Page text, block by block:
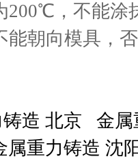
200℃，不能涂
能朝向模具，
造 北京 金属
重力铸造 沈